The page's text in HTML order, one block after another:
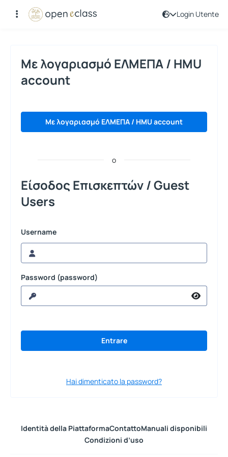
Login Utente
Login Utente
Με λογαριασμό ΕΛΜΕΠΑ / HMU
account
Με λογαριασμό ΕΛΜΕΠΑ / HMU account
o
Είσοδος Επισκεπτών / Guest
Users
Username
Password (password)
Hai dimenticato la password?
Identità della PiattaformaContattoManuali disponibili
Condizioni d’uso